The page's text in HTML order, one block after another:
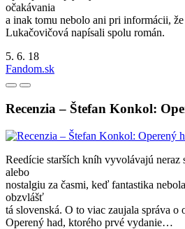
očakávania
a inak tomu nebolo ani pri informácii,
Lukačovičová napísali spolu román.
5. 6. 18
Fandom.sk
Recenzia – Štefan Konkol:
Reedície starších kníh vyvolávajú
alebo
nostalgiu za časmi, keď fantastika
obzvlášť
tá slovenská. O to viac zaujala správa o
Operený had, ktorého prvé vydanie…